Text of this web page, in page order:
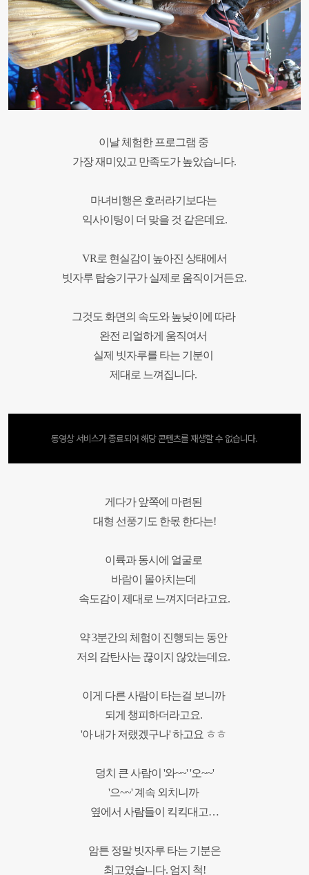
이날 체험한 프로그램 중
가장 재미있고 만족도가 높았습니다.
마녀비행은 호러라기보다는
익사이팅이 더 맞을 것 같은데요.
VR로 현실감이 높아진 상태에서
빗자루 탑승기구가실제로 움직이거든요.
그것도 화면의 속도와 높낮이에 따라
완전 리얼하게 움직여서
실제 빗자루를 타는 기분이
제대로 느껴집니다.
동영상 서비스가 종료되어 해당 콘텐츠를 재생할 수 없습니다.
게다가 앞쪽에 마련된
대형 선풍기도 한몫 한다는!
이륙과 동시에 얼굴로
바람이 몰아치는데
속도감이 제대로 느껴지더라고요.
약 3분간의 체험이 진행되는 동안
저의 감탄사는 끊이지 않았는데요.
이게 다른 사람이 타는걸 보니까
되게 챙피하더라고요.
'아 내가 저랬겠구나' 하고요 ㅎㅎ
덩치 큰 사람이 '와~~' '오~~'
'으~~'계속 외치니까
옆에서 사람들이 킥킥대고…
암튼 정말 빗자루 타는 기분은
최고였습니다. 엄지 척!